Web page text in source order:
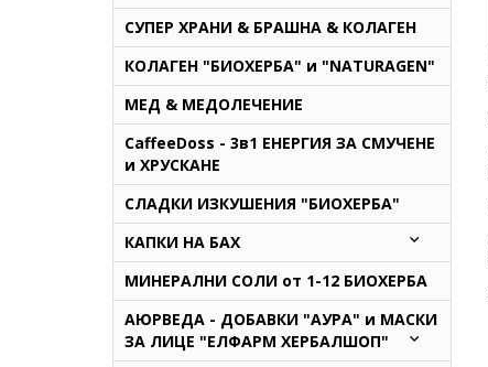
СУПЕР ХРАНИ & БРАШНА & КОЛАГЕН
КОЛАГЕН "БИОХЕРБА" и "NATURAGEN"
МЕД & МЕДОЛЕЧЕНИЕ
CaffeeDoss - 3в1 ЕНЕРГИЯ ЗА СМУЧЕНЕ
и ХРУСКАНЕ
СЛАДКИ ИЗКУШЕНИЯ "БИОХЕРБА"
КАПКИ НА БАХ
МИНЕРАЛНИ СОЛИ от 1-12 БИОХЕРБА
AЮРВЕДА - ДОБАВКИ "АУРА" и МАСКИ
ЗА ЛИЦЕ "ЕЛФАРМ ХЕРБАЛШОП"